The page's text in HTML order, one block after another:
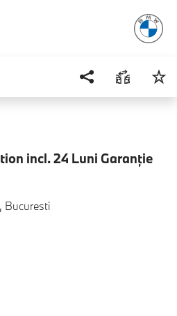
incl. 24 Luni Garanţie
, Bucuresti